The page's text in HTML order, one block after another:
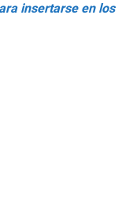
insertarse en los